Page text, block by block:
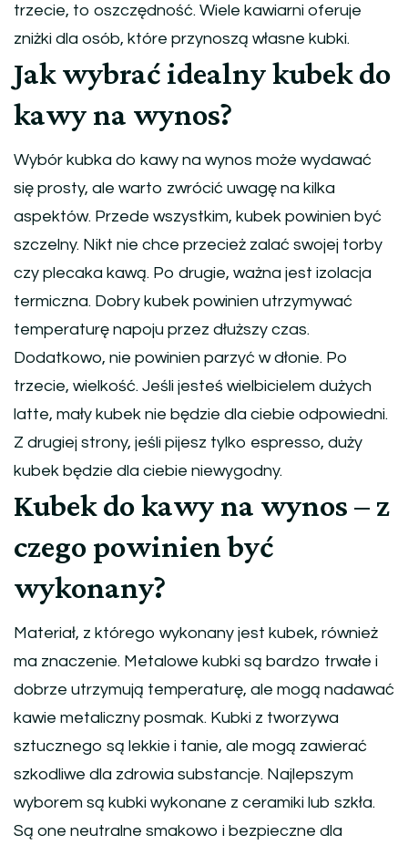
trzecie, to oszczędność. Wiele kawiarni oferuje
zniżki dla osób, które przynoszą własne kubki.
Jak wybrać idealny kubek do
kawy na wynos?
Wybór kubka do kawy na wynos może wydawać
się prosty, ale warto zwrócić uwagę na kilka
aspektów. Przede wszystkim, kubek powinien być
szczelny. Nikt nie chce przecież zalać swojej torby
czy plecaka kawą. Po drugie, ważna jest izolacja
termiczna. Dobry kubek powinien utrzymywać
temperaturę napoju przez dłuższy czas.
Dodatkowo, nie powinien parzyć w dłonie. Po
trzecie, wielkość. Jeśli jesteś wielbicielem dużych
latte, mały kubek nie będzie dla ciebie odpowiedni.
Z drugiej strony, jeśli pijesz tylko espresso, duży
kubek będzie dla ciebie niewygodny.
Kubek do kawy na wynos – z
czego powinien być
wykonany?
Materiał, z którego wykonany jest kubek, również
ma znaczenie. Metalowe kubki są bardzo trwałe i
dobrze utrzymują temperaturę, ale mogą nadawać
kawie metaliczny posmak. Kubki z tworzywa
sztucznego są lekkie i tanie, ale mogą zawierać
szkodliwe dla zdrowia substancje. Najlepszym
wyborem są kubki wykonane z ceramiki lub szkła.
Są one neutralne smakowo i bezpieczne dla